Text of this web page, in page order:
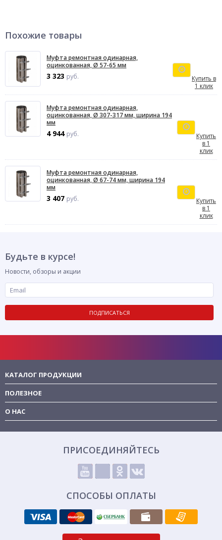
Похожие товары
Муфта ремонтная одинарная,
оцинкованная, Ø 57-65 мм
3 323 руб.
Купить в
1 клик
Муфта ремонтная одинарная,
оцинкованная, Ø 307-317 мм, ширина 194
мм
4 944 руб.
Купить
в 1
клик
Муфта ремонтная одинарная,
оцинкованная, Ø 67-74 мм, ширина 194
мм
3 407 руб.
Купить
в 1
клик
Будьте в курсе!
Новости, обзоры и акции
ПОДПИСАТЬСЯ
КАТАЛОГ ПРОДУКЦИИ
ПОЛЕЗНОЕ
О НАС
ПРИСОЕДИНЯЙТЕСЬ
СПОСОБЫ ОПЛАТЫ